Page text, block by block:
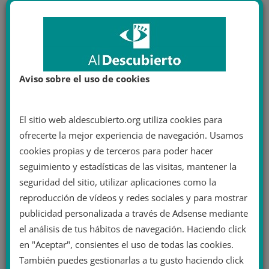
El vehículo quemado de Josep Bou. Autor:
Josep Bou
ACTUALIDAD
3 mayo 2022
Adrián Juste
actualidad
barcelona españa,
4 minutos de lectura
Los Mossos desmienten a Josep
Bou: el incendio de su coche se
debió a una avería
Aviso sobre el uso de cookies
El sitio web aldescubierto.org utiliza cookies para
ofrecerte la mejor experiencia de navegación. Usamos
cookies propias y de terceros para poder hacer
seguimiento y estadísticas de las visitas, mantener la
seguridad del sitio, utilizar aplicaciones como la
reproducción de vídeos y redes sociales y para mostrar
publicidad personalizada a través de Adsense mediante
el análisis de tus hábitos de navegación. Haciendo click
en "Aceptar", consientes el uso de todas las cookies.
También puedes gestionarlas a tu gusto haciendo click